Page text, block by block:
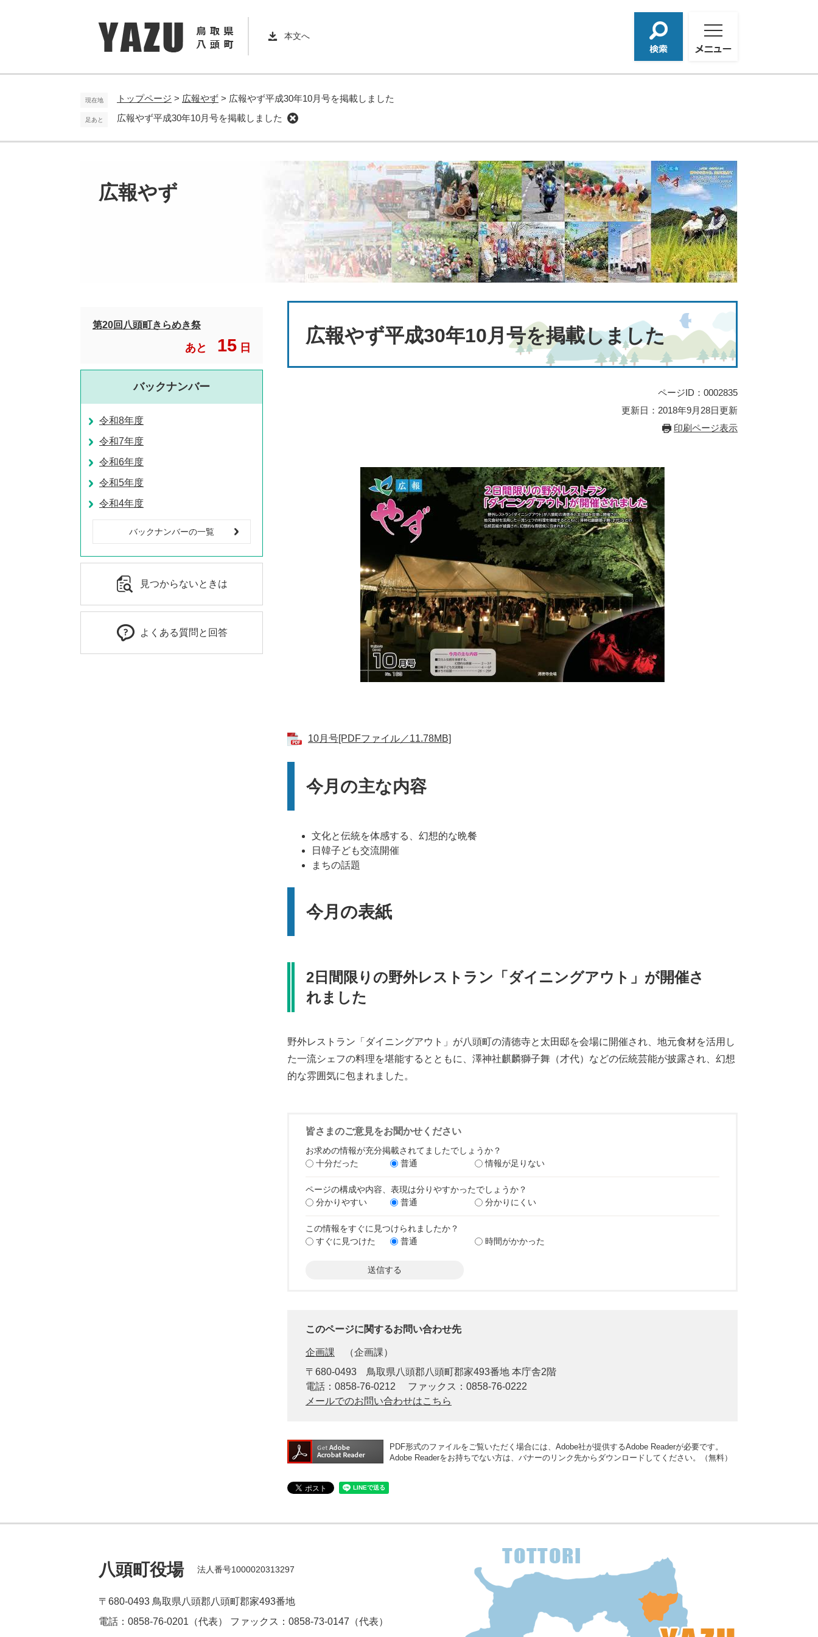
本
本文へ
ュ
現在地 トップページ > 広報やず > 広報やず平成30年10月号を掲載しました
足あと 広報やず平成30年10月号を掲載しました
広報やず
広報やず平成30年10月号を掲載しました
ページID：0002835
更新日：2018年9月28日更新
印刷ページ表示
10月号[PDFファイル／11.78MB]
今月の主な内容
文化と伝統を体感する、幻想的な晩餐
日韓子ども交流開催
まちの話題
今月の表紙
2日間限りの野外レストラン「ダイニングアウト」が開催さ
れました
野外レストラン「ダイニングアウト」が八頭町の清徳寺と太田邸を会場に開催され、地元食材を活用し
た一流シェフの料理を堪能するとともに、澤神社麒麟獅子舞（才代）などの伝統芸能が披露され、幻想
的な雰囲気に包まれました。
皆さまのご意見をお聞かせください
お求めの情報が充分掲載されてましたでしょうか？
十分だった
普通 情報が足りない
ページの構成や内容、表現は分りやすかったでしょうか？
分かりやすい
普通 分かりにくい
この情報をすぐに見つけられましたか？
すぐに見つけた
普通 時間がかかった
このページに関するお問い合わせ先
企画課
企画課
〒680-0493
鳥取県八頭郡八頭町郡家493番地 本庁舎2階
電話：0858-76-0212
ファックス：0858-76-0222
メールでのお問い合わせはこちら
PDF形式のファイルをご覧いただく場合には、Adobe社が提供するAdobe Readerが必要です。
Adobe Readerをお持ちでない方は、バナーのリンク先からダウンロードしてください。（無料）
第20回八頭町きらめき祭
あと 15 日
バックナンバー
令和8年度
令和7年度
令和6年度
令和5年度
令和4年度
バックナンバーの一覧
見つからないときは
よくある質問と回答
八頭町役場 法人番号1000020313297
〒680-0493 鳥取県八頭郡八頭町郡家493番地
電話：0858-76-0201（代表） ファックス：0858-73-0147（代表）